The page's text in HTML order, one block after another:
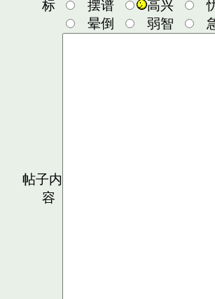
标
摆谱
高兴
晕倒
弱智
帖子内
容